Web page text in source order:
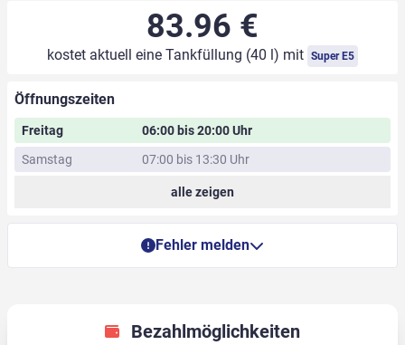
83.96 €
kostet aktuell eine Tankfüllung (40 l) mit Super E5
Öffnungszeiten
Freitag
06:00 bis 20:00 Uhr
Samstag
07:00 bis 13:30 Uhr
alle zeigen
Fehler melden
Bezahlmöglichkeiten